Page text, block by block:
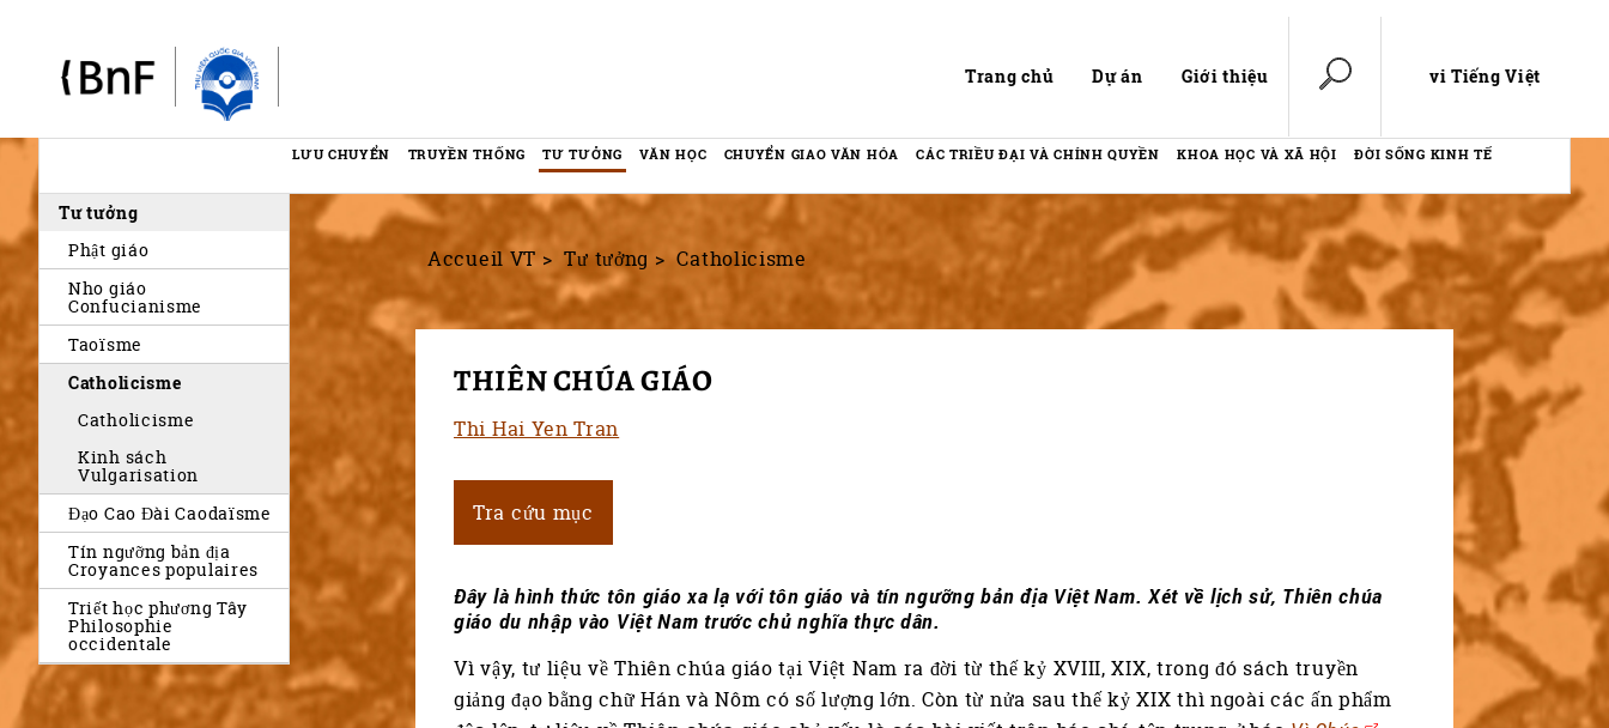
Trang chủ Dự án Giới thiệu vi Tiếng Việt
Menu
éditorial
LƯU CHUYỂN TRUYỀN THỐNG TƯ TƯỞNG VĂN HỌC CHUYỂN GIAO VĂN HÓA CÁC TRIỀU ĐẠI VÀ CHÍNH QUYỀN KHOA HỌC VÀ XÃ HỘI ĐỜI SỐNG KINH TẾ
Tư tưởng
Phật giáo
Nho giáo
Confucianisme
Taoïsme
Catholicisme
Catholicisme
Kinh sách
Vulgarisation
Đạo Cao Đài Caodaïsme
Tín ngưỡng bản địa
Croyances populaires
Triết học phương Tây
Philosophie
occidentale
Accueil VT Tư tưởng Catholicisme
THIÊN CHÚA GIÁO
Thi Hai Yen Tran
Tra cứu mục
Đây là hình thức tôn giáo xa lạ với tôn giáo và tín ngưỡng bản địa Việt Nam. Xét về lịch sử, Thiên chúa
giáo du nhập vào Việt Nam trước chủ nghĩa thực dân.
Vì vậy, tư liệu về Thiên chúa giáo tại Việt Nam ra đời từ thế kỷ XVIII, XIX, trong đó sách truyền
giảng đạo bằng chữ Hán và Nôm có số lượng lớn. Còn từ nửa sau thế kỷ XIX thì ngoài các ấn phẩm